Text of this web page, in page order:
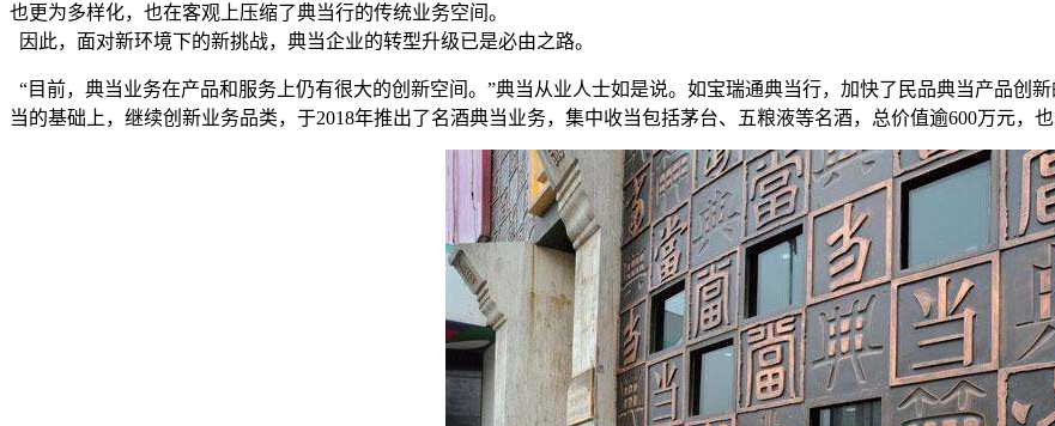
也更为多样化，也在客观上压缩了典当行的传统业务空间。
因此，面对新环境下的新挑战，典当企业的转型升级已是必由之路。
“目前，典当业务在产品和服务上仍有很大的创新空间。”典当从业人士如是说。如宝瑞通典当行，加快了民品典当产品创
当的基础上，继续创新业务品类，于2018年推出了名酒典当业务，集中收当包括茅台、五粮液等名酒，总价值逾600万元，